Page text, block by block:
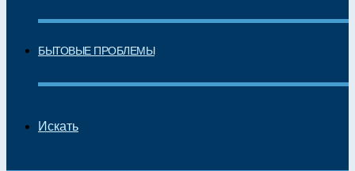
БЫТОВЫЕ ПРОБЛЕМЫ
Искать